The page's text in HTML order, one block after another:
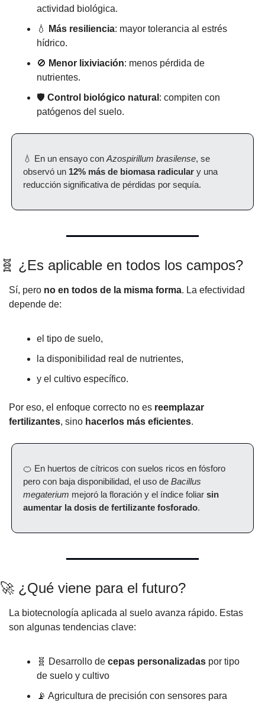
actividad biológica.
💧
Más resiliencia: mayor tolerancia al estrés
hídrico.
🚫 Menor lixiviación: menos pérdida de
nutrientes.
🛡️ Control biológico natural : compiten con
patógenos del suelo.
💧 En un ensayo con Azospirillum brasilense, se
observó un 12% más de biomasa radicular y una
reducción significativa de pérdidas por sequía.
🧬 ¿Es aplicable en todos los campos?
Sí, pero no en todos de la misma forma. La efectividad
depende de:
el tipo de suelo,
la disponibilidad real de nutrientes,
y el cultivo específico.
Por eso, el enfoque correcto no es reemplazar
fertilizantes, sino hacerlos más eficientes.
🍊 En huertos de cítricos con suelos ricos en fósforo
pero con baja disponibilidad, el uso de Bacillus
megaterium mejoró la floración y el índice foliar sin
aumentar la dosis de fertilizante fosforado.
🚀 ¿Qué viene para el futuro?
La biotecnología aplicada al suelo avanza rápido. Estas
son algunas tendencias clave:
🧬 Desarrollo de cepas personalizadas por tipo
de suelo y cultivo
📡